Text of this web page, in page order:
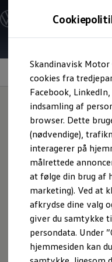
Skandinavisk Motor
cookies fra
Facebook,
indsamling af
browser. Dette
(nødvendige),
interagerer på
målrettede
at følge din brug af
marketing). Ved at
afkrydse dine valg
giver du samtykke
persondata. Under
hjemmesiden kan
hovedindhold
footer
Modeller og
Byg din
Alle modeller
Kend din
Erhvervsbiler
Værktøjskassen
ConnectedFleet
Service
California on
Elektriske biler
Elbiler
ID. Polo
ID. Cross
ID.3 Neo
ID.4
ID.5
ID.7
ID.7
ID. Buzz
Konceptbiler
ID.
ID. 2all &
Lær din